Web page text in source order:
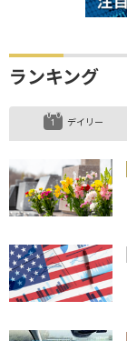
ランキング
デイリー